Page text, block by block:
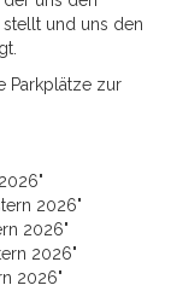
und uns den
Parkplätze zur
2026"
2026"
2026"
2026"